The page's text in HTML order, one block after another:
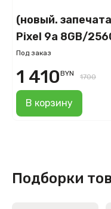
(новый.
Pixel 9a 8GB/
(обсидиан)
Под заказ
В корзину
1 410BYN 1700
Подборки